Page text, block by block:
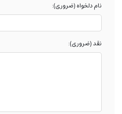
نام دلخواه (ضروری):
نقد (ضروری):